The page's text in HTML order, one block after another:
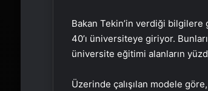
Bakan Tekin’in verdiği
40’ı üniversiteye giriyor.
üniversite eğitimi alanların
Üzerinde çalışılan modele